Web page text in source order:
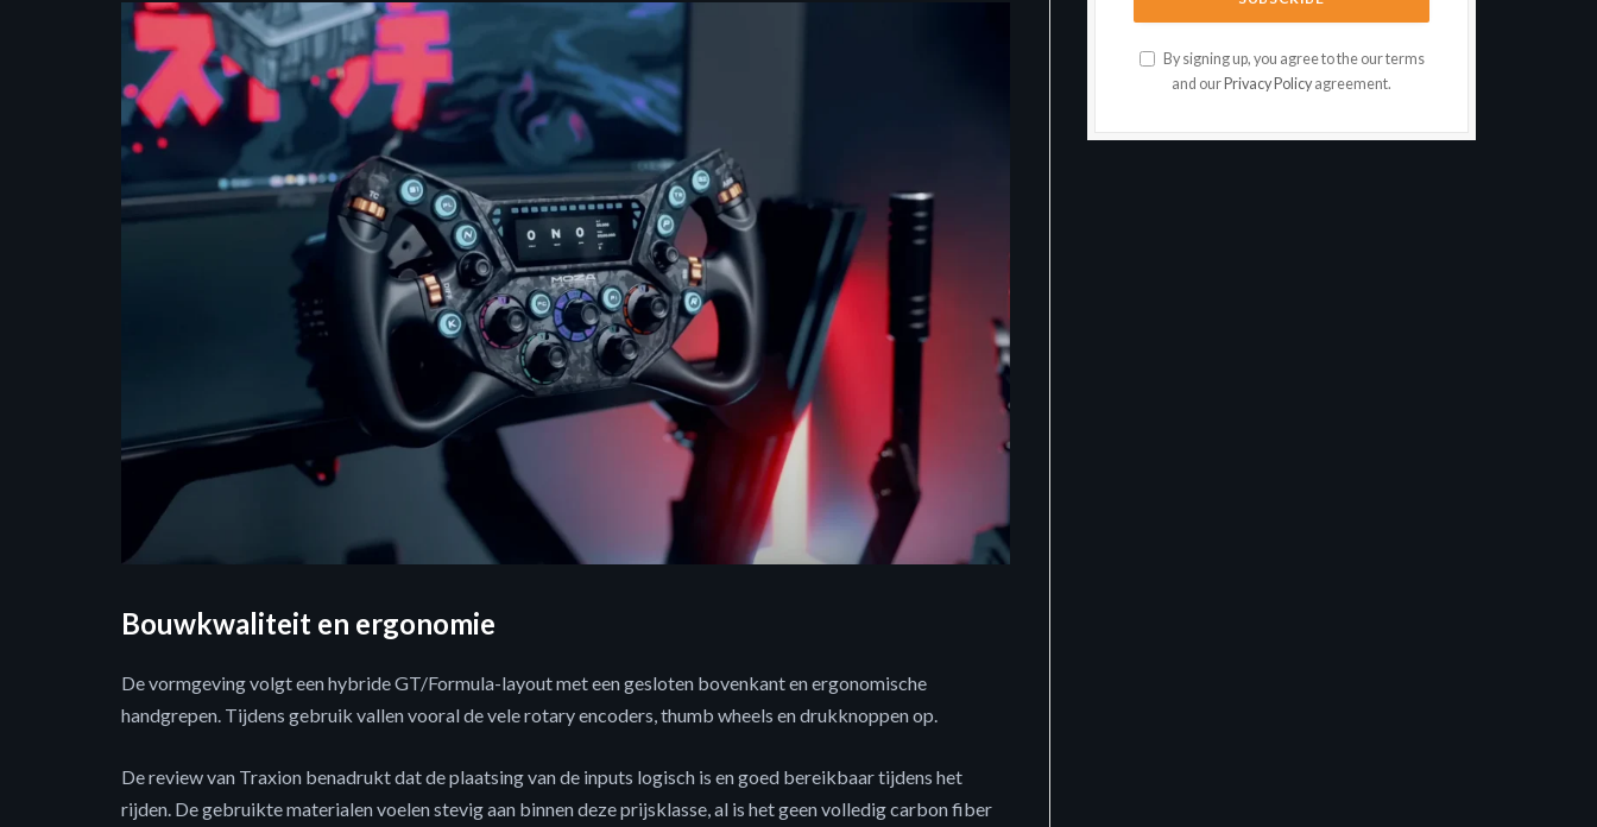
Bouwkwaliteit en ergonomie
De vormgeving volgt een hybride GT/Formula-layout met een gesloten bovenkant en ergonomische
handgrepen. Tijdens gebruik vallen vooral de vele rotary encoders, thumb wheels en drukknoppen op.
De review van Traxion benadrukt dat de plaatsing van de inputs logisch is en goed bereikbaar tijdens het
rijden. De gebruikte materialen voelen stevig aan binnen deze prijsklasse, al is het geen volledig carbon fiber
By signing up, you agree to the our terms
and our Privacy Policy agreement.